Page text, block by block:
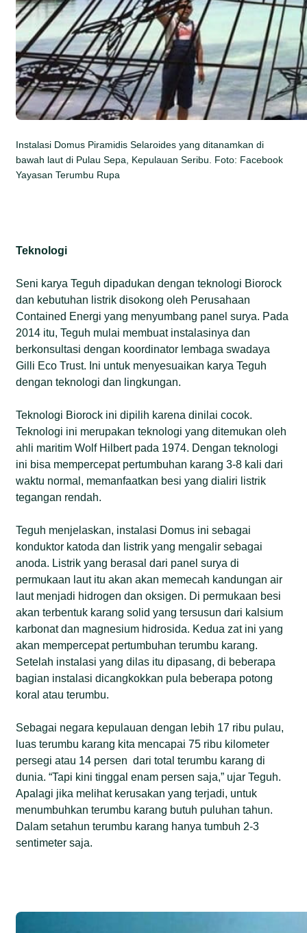
Instalasi Domus Piramidis Selaroides yang ditanamkan di
bawah laut di Pulau Sepa, Kepulauan Seribu. Foto: Facebook
Yayasan Terumbu Rupa
Teknologi
Seni karya Teguh dipadukan dengan teknologi Biorock
dan kebutuhan listrik disokong oleh Perusahaan
Contained Energi yang menyumbang panel surya. Pada
2014 itu, Teguh mulai membuat instalasinya dan
berkonsultasi dengan koordinator lembaga swadaya
Gilli Eco Trust. Ini untuk menyesuaikan karya Teguh
dengan teknologi dan lingkungan.
Teknologi Biorock ini dipilih karena dinilai cocok.
Teknologi ini merupakan teknologi yang ditemukan oleh
ahli maritim Wolf Hilbert pada 1974. Dengan teknologi
ini bisa mempercepat pertumbuhan karang 3-8 kali dari
waktu normal, memanfaatkan besi yang dialiri listrik
tegangan rendah.
Teguh menjelaskan, instalasi Domus ini sebagai
konduktor katoda dan listrik yang mengalir sebagai
anoda. Listrik yang berasal dari panel surya di
permukaan laut itu akan akan memecah kandungan air
laut menjadi hidrogen dan oksigen. Di permukaan besi
akan terbentuk karang solid yang tersusun dari kalsium
karbonat dan magnesium hidrosida. Kedua zat ini yang
akan mempercepat pertumbuhan terumbu karang.
Setelah instalasi yang dilas itu dipasang, di beberapa
bagian instalasi dicangkokkan pula beberapa potong
koral atau terumbu.
Sebagai negara kepulauan dengan lebih 17 ribu pulau,
luas terumbu karang kita mencapai 75 ribu kilometer
persegi atau 14 persen dari total terumbu karang di
dunia. “Tapi kini tinggal enam persen saja,” ujar Teguh.
Apalagi jika melihat kerusakan yang terjadi, untuk
menumbuhkan terumbu karang butuh puluhan tahun.
Dalam setahun terumbu karang hanya tumbuh 2-3
sentimeter saja.